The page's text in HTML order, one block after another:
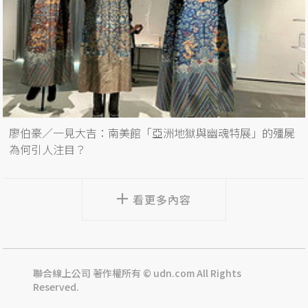
廖伯豪／一見大吉：南美館「亞洲地獄與幽魂特展」的殭屍
為何引人注目？
看更多內容
聯合線上公司 著作權所有 © udn.com All Rights
Reserved.